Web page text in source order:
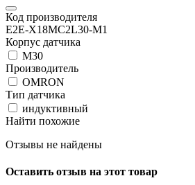
Код производителя
E2E-X18MC2L30-M1
Корпус датчика
М30
Производитель
OMRON
Тип датчика
индуктивный
Найти похожие
Отзывы не найдены
Оставить отзыв на этот товар